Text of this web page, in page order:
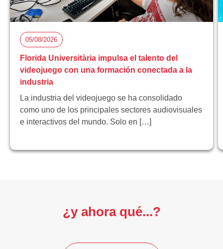
05/08/2026
Florida Universitària impulsa el talento del
videojuego con una formación conectada a la
industria
La industria del videojuego se ha consolidado
como uno de los principales sectores audiovisuales
e interactivos del mundo. Solo en […]
¿y ahora qué...?